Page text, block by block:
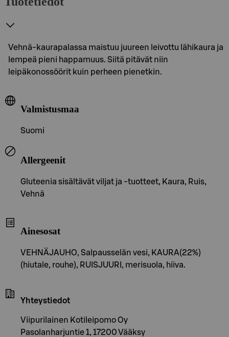
Vehnä-kaurapalassa maistuu juureen leivottu lähikaura ja
lempeä pieni happamuus. Siitä pitävät niin
leipäkonossöörit kuin perheen pienetkin.
Valmistusmaa
Suomi
Allergeenit
Gluteenia sisältävät viljat ja -tuotteet, Kaura, Ruis,
Vehnä
Ainesosat
VEHNÄJAUHO, Salpausselän vesi, KAURA(22%)
(hiutale, rouhe), RUISJUURI, merisuola, hiiva.
Yhteystiedot
Viipurilainen Kotileipomo Oy
Pasolanharjuntie 1, 17200 Vääksy